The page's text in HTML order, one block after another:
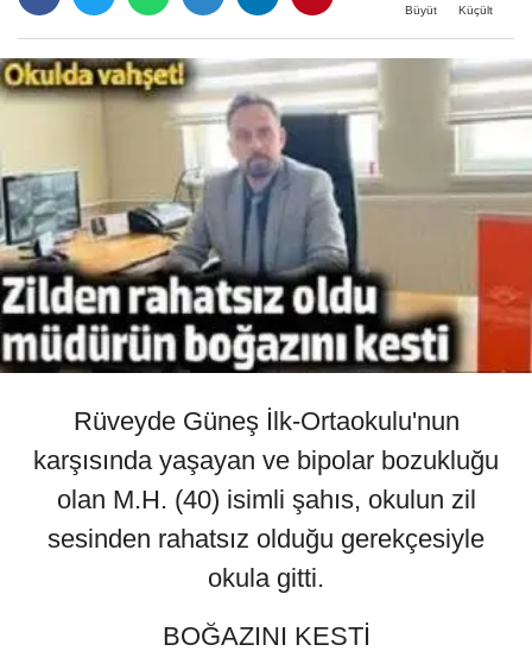
Büyüt Küçült
Rüveyde Güneş İlk-Ortaokulu'nun
karşısında yaşayan ve bipolar bozukluğu
olan M.H. (40) isimli şahıs, okulun zil
sesinden rahatsız olduğu gerekçesiyle
okula gitti.
BOĞAZINI KESTİ